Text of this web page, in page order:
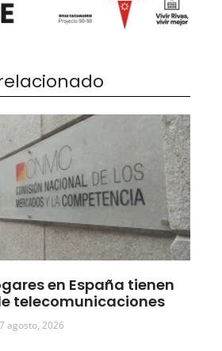
en España tienen
telecomunicaciones
7 agosto, 2026